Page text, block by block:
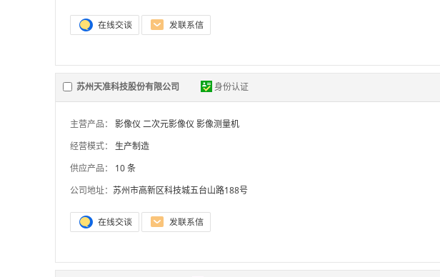
苏州天准科技股份有限公司 身份认证
主营产品： 影像仪 二次元影像仪 影像测量机
经营模式：
生产制造
供应产品：
10 条
公司地址： 苏州市高新区科技城五台山路188号